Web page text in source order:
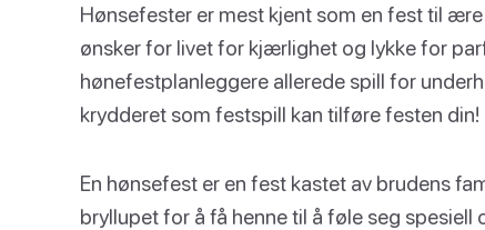
Hønsefester er mest kjent som en fest til
ønsker for livet for kjærlighet og lykke for
hønefestplanleggere allerede spill for
krydderet som festspill kan tilføre festen din!
En hønsefest er en fest kastet av brudens
bryllupet for å få henne til å føle seg spesiell